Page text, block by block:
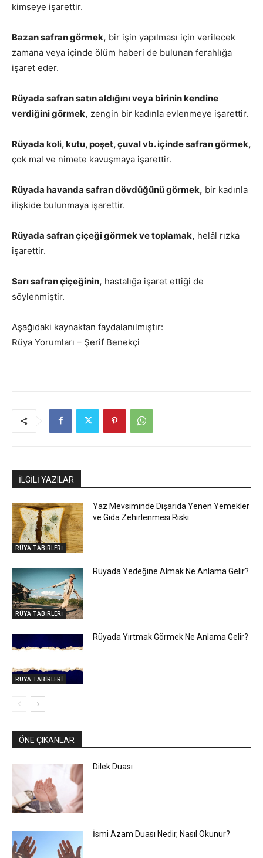
kimseye işarettir.
Bazan safran görmek, bir işin yapılması için verilecek
zamana veya içinde ölüm haberi de bulunan ferahlığa
işaret eder.
Rüyada safran satın aldığını veya birinin kendine
verdiğini görmek, zengin bir kadınla evlenmeye işarettir.
Rüyada koli, kutu, poşet, çuval vb. içinde safran görmek,
çok mal ve nimete kavuşmaya işarettir.
Rüyada havanda safran dövdüğünü görmek, bir kadınla
ilişkide bulunmaya işarettir.
Rüyada safran çiçeği görmek ve toplamak, helâl rızka
işarettir.
Sarı safran çiçeğinin, hastalığa işaret ettiği de
söylenmiştir.
Aşağıdaki kaynaktan faydalanılmıştır:
Rüya Yorumları – Şerif Benekçi
İLGİLİ YAZILAR
RÜYA TABİRLERİ
Yaz Mevsiminde Dışarıda Yenen Yemekler
ve Gıda Zehirlenmesi Riski
RÜYA TABİRLERİ
Rüyada Yedeğine Almak Ne Anlama Gelir?
RÜYA TABİRLERİ
Rüyada Yırtmak Görmek Ne Anlama Gelir?
ÖNE ÇIKANLAR
Dilek Duası
İsmi Azam Duası Nedir, Nasıl Okunur?